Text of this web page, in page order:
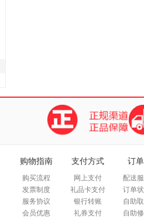
购物指南
购买流程
发票制度
服务协议
会员优惠
支付方式
网上支付
礼品卡支付
银行转账
礼券支付
订
配送
订单
自助
自助